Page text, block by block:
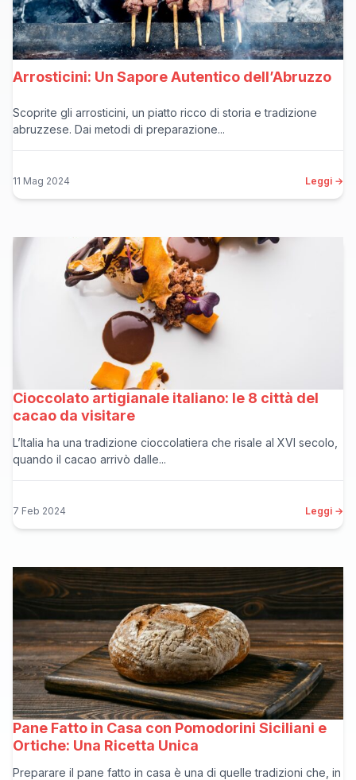
Arrosticini: Un Sapore Autentico dell’Abruzzo
Scoprite gli arrosticini, un piatto ricco di storia e tradizione
abruzzese. Dai metodi di preparazione...
11 Mag 2024 Leggi →
Cioccolato artigianale italiano: le 8 città del
cacao da visitare
L’Italia ha una tradizione cioccolatiera che risale al XVI secolo,
quando il cacao arrivò dalle...
7 Feb 2024 Leggi →
Pane Fatto in Casa con Pomodorini Siciliani e
Ortiche: Una Ricetta Unica
Preparare il pane fatto in casa è una di quelle tradizioni che, in